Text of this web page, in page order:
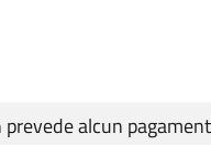
alcun